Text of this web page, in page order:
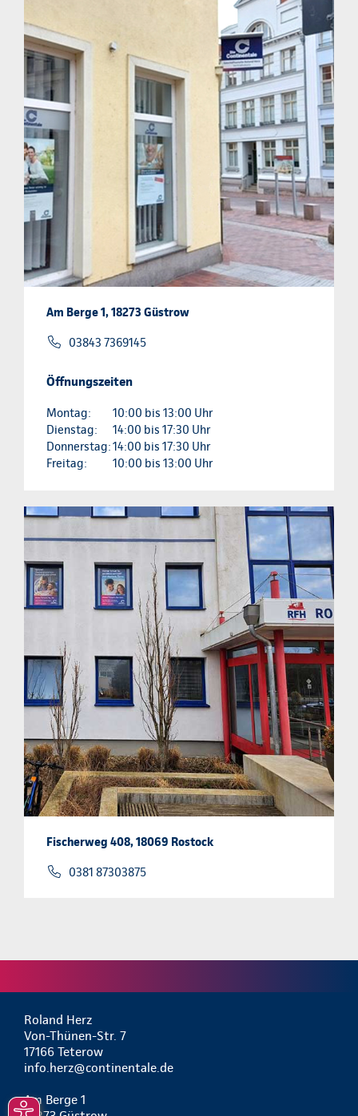
Am Berge 1, 18273 Güstrow
03843 7369145
Öffnungszeiten
Montag:
10:00 bis 13:00 Uhr
Dienstag:
14:00 bis 17:30 Uhr
Donnerstag:14:00 bis 17:30 Uhr
Freitag:
10:00 bis 13:00 Uhr
Fischerweg 408, 18069 Rostock
0381 87303875
Roland Herz
Von-Thünen-Str. 7
17166 Teterow
info.herz@continentale.de
Am Berge 1